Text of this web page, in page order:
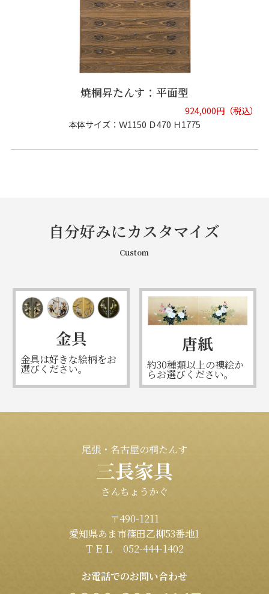
焼桐昇たんす：平面型
924,000円（税込）
本体サイズ：Ｗ1150 Ｄ470 Ｈ1775
自分好みにカスタマイズ
Custom
金具
金具は好きな絵柄をお
選びください。
唐紙
約30種類以上の襖絵か
らお選びください。
尾張・名古屋の桐たんす
三長家具
さんちょうかぐ
〒490-1211
愛知県あま市篠田乙柳53番地1
ＴＥＬ 052-444-1402
お電話でのお問い合わせ